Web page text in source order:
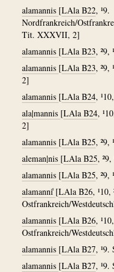
alamannis [LAla B22, ¹9.
Nordfrankreich/
Tit. XXXVII, 2]
alamannis [LAla B23, ²9,
alamannis [LAla B23, ²9,
2]
alamannis [LAla B24,
ala|mannis [LAla B24,
2]
alamannis [LAla B25, ²9,
aleman|nis [LAla B25,
alamannis [LAla B25,
alamanni̾ [LAla B26, ¹10,
Ostfrankreich/
alamannis [LAla B26,
Ostfrankreich/
alamannis [LAla B27, ¹9.
alamannis [LAla B27, ¹9.